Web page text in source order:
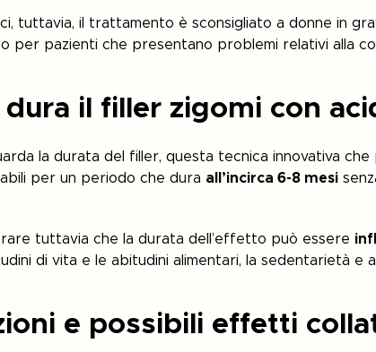
tuttavia, il trattamento è sconsigliato a donne in
per pazienti che presentano problemi relativi alla
dura il filler zigomi con
la durata del filler, questa tecnica innovativa
per un periodo che dura all’incirca 6-8 mesi
tuttavia che la durata dell’effetto può essere
di vita e le abitudini alimentari, la sedentarietà e
e possibili effetti